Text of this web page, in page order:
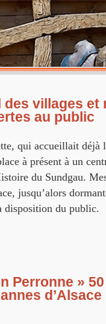
villages et
au public
qui accueillait déjà
à présent à un
du Sundgau.
jusqu’alors
disposition du public.
Perronne »